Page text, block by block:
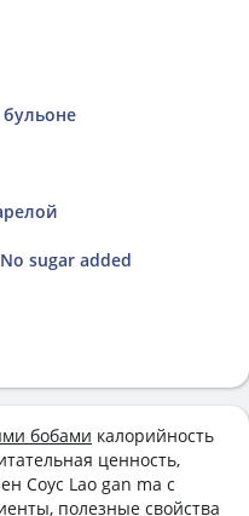
sugar added
бобами калорийность
ценность,
Соус Lao gan ma с
полезные свойства